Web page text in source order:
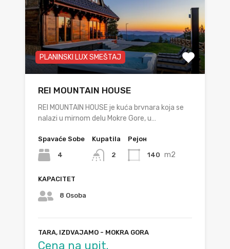
PLANINSKI LUX SMEŠTAJ
REI MOUNTAIN HOUSE
REI MOUNTAIN HOUSE je kuća brvnara koja se
nalazi u mirnom delu Mokre Gore, u…
Spavaće Sobe
4
Kupatila
2
Рејон
140 m2
KAPACITET
8 Osoba
TARA, IZDVAJAMO - MOKRA GORA
Cena na upit.